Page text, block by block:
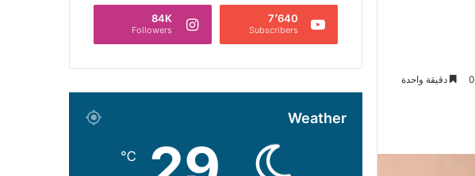
0 دقيقة واحدة
7٬640
Subscribers
84K
Followers
Weather
℃